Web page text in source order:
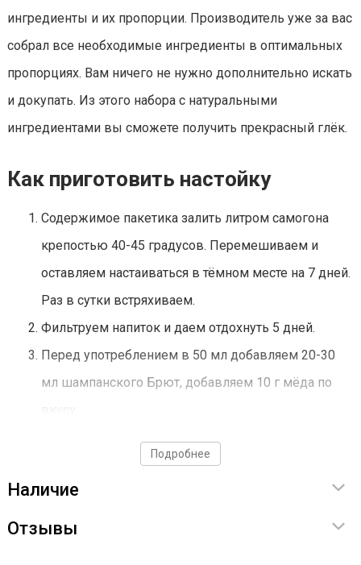
ингредиенты и их пропорции. Производитель уже за вас
собрал все необходимые ингредиенты в оптимальных
пропорциях. Вам ничего не нужно дополнительно искать
и докупать. Из этого набора с натуральными
ингредиентами вы сможете получить прекрасный глёк.
Как приготовить настойку
Содержимое пакетика залить литром самогона
крепостью 40-45 градусов. Перемешиваем и
оставляем настаиваться в тёмном месте на 7 дней.
Раз в сутки встряхиваем.
Фильтруем напиток и даем отдохнуть 5 дней.
Перед употреблением в 50 мл добавляем 20-30
мл шампанского Брют, добавляем 10 г мёда по
Подробнее
Наличие
Отзывы